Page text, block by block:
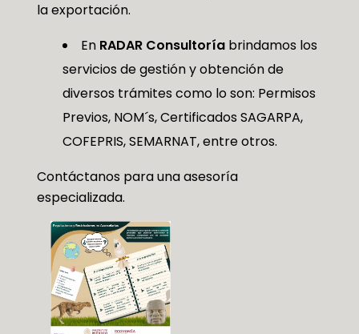
la exportación.
En RADAR Consultoría brindamos los
servicios de gestión y obtención de
diversos trámites como lo son: Permisos
Previos, NOM´s, Certificados SAGARPA,
COFEPRIS, SEMARNAT, entre otros.
Contáctanos para una asesoría
especializada.​​